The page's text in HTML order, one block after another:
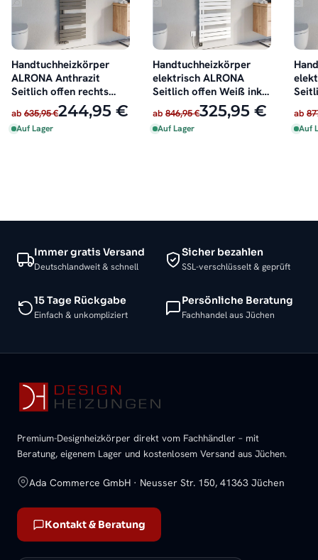
Handtuchheizkörper
ALRONA Anthrazit
Seitlich offen rechts
oder links
ab 635,95 €244,95 €
Auf Lager
Handtuchheizkörper
elektrisch ALRONA
Seitlich offen Weiß inkl.
ab 846,95 €325,95 €
Auf Lager
ab
Auf
Immer gratis Versand
Deutschlandweit & schnell
Sicher bezahlen
SSL-verschlüsselt & geprüft
15 Tage Rückgabe
Einfach & unkompliziert
Persönliche Beratung
Fachhandel aus Jüchen
Premium-Designheizkörper direkt vom Fachhändler – mit
Beratung, eigenem Lager und kostenlosem Versand aus Jüchen.
Ada Commerce GmbH · Neusser Str. 150, 41363 Jüchen
Kontakt & Beratung